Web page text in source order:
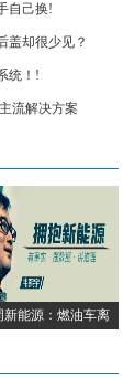
自己换!
盖却很少见？
统！!
流解决方案
新能源：燃油车离